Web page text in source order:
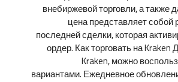
внебиржевой торговли, а также
цена представляет
последней сделки, которая
ордер. Как торговать на Kraken
Kraken, можно
вариантами. Ежедневное